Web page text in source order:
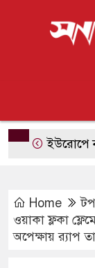
ইউরোপে নতুন
Home
ওয়াকা ফ্লকা
অপেক্ষায় র‌্যাপ